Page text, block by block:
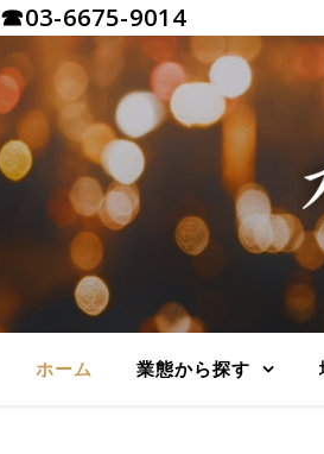
☎03-6675-9014
ホーム 業態から探す